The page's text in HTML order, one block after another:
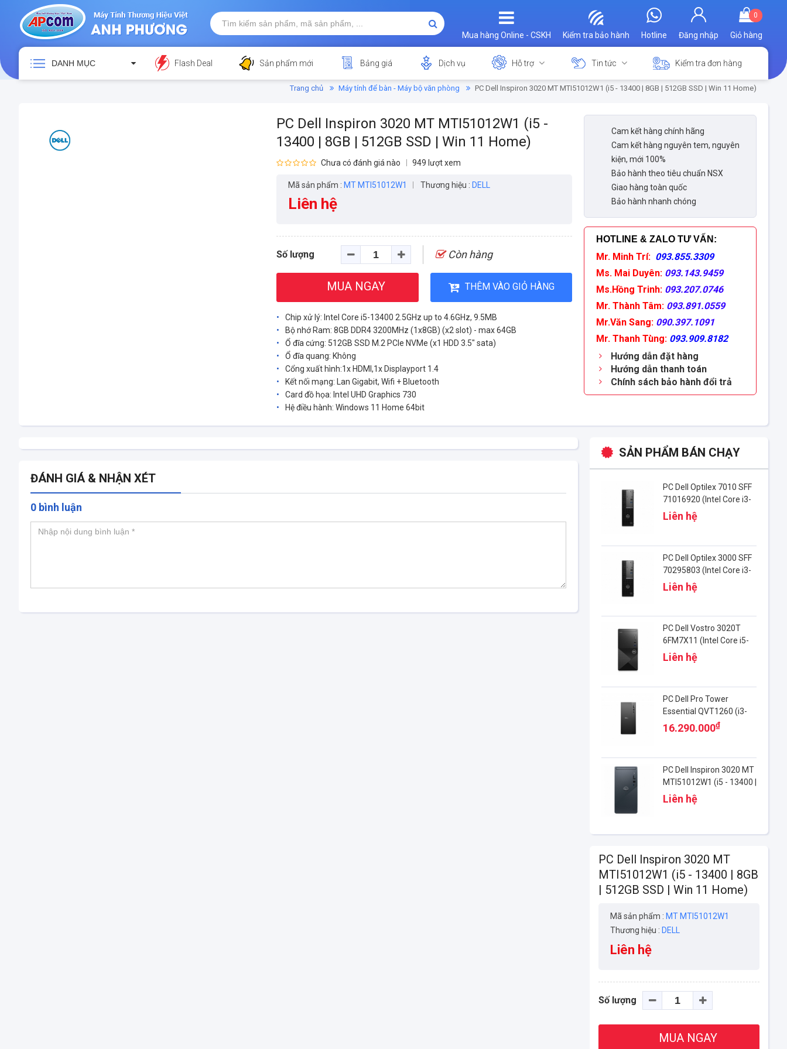
0
Giỏ hàng
Đăng nhập
Hotline
Kiểm tra bảo hành
Mua hàng Online - CSKH
DANH MỤC Flash Deal Sản phẩm mới Bảng giá Dịch vụ Hỗ trợ Tin tức Kiểm tra đơn hàng
Trang chủ Máy tính để bàn - Máy bộ văn phòng PC Dell Inspiron 3020 MT MTI51012W1 (i5 - 13400 | 8GB | 512GB SSD | Win 11 Home)
PC Dell Inspiron 3020 MT MTI51012W1 (i5 -
13400 | 8GB | 512GB SSD | Win 11 Home)
Chưa có đánh giá nào 949 lượt xem
Mã sản phẩm : MT MTI51012W1 Thương hiệu : DELL
Liên hệ
Số lượng Còn hàng
MUA NGAY THÊM VÀO GIỎ HÀNG
Chip xử lý: Intel Core i5-13400 2.5GHz up to 4.6GHz, 9.5MB
Bộ nhớ Ram: 8GB DDR4 3200MHz (1x8GB) (x2 slot) - max 64GB
Ổ đĩa cứng: 512GB SSD M.2 PCIe NVMe (x1 HDD 3.5" sata)
Ổ đĩa quang: Không
Cổng xuất hình:1x HDMI,1x Displayport 1.4
Kết nối mạng: Lan Gigabit, Wifi + Bluetooth
Card đồ họa: Intel UHD Graphics 730
Hệ điều hành: Windows 11 Home 64bit
Cam kết hàng chính hãng
Cam kết hàng nguyên tem, nguyên
kiện, mới 100%
Bảo hành theo tiêu chuẩn NSX
Giao hàng toàn quốc
Bảo hành nhanh chóng
HOTLINE & ZALO TƯ VẤN :
Mr. Minh Trí: 093.855.3309
Ms. Mai Duyên: 093.143.9459
Ms.Hồng Trinh: 093.207.0746
Mr. Thành Tâm: 093.891.0559
Mr.Văn Sang: 090.397.1091
Mr. Thanh Tùng: 093.909.8182
Hướng dẫn đặt hàng
Hướng dẫn thanh toán
Chính sách bảo hành đổi trả
ĐÁNH GIÁ & NHẬN XÉT
0 bình luận
SẢN PHẨM BÁN CHẠY
PC Dell Optilex 7010 SFF
71016920 (Intel Core i3-
13100 | 8GB | 256GB SSD
| Ubuntu)
Liên hệ
PC Dell Optilex 3000 SFF
70295803 (Intel Core i3-
12100 | 4GB DDR4 | SSD
256GB | DVDRW |
Liên hệ
PC Dell Vostro 3020T
6FM7X11 (Intel Core i5-
13400 | RAM 8GB DDR4 |
SSD 512GB | Windows 11
Liên hệ
PC Dell Pro Tower
Essential QVT1260 (i3-
14100 | 8GB DDR5 |
16.290.000₫
PC Dell Inspiron 3020 MT
MTI51012W1 (i5 - 13400 |
8GB | 512GB SSD | Win 11
Liên hệ
PC Dell Inspiron 3020 MT
MTI51012W1 (i5 - 13400 | 8GB
| 512GB SSD | Win 11 Home)
Mã sản phẩm : MT MTI51012W1
Thương hiệu : DELL
Liên hệ
Số lượng
MUA NGAY